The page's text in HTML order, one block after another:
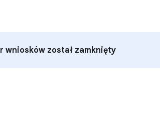
wniosków został zamknięty